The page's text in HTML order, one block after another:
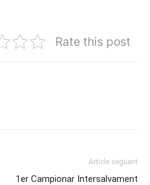
Rate this post
Article següent
1er Campionar Intersalvament